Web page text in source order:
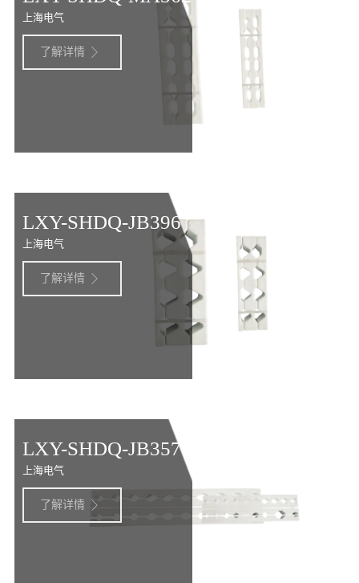
上海电气
了解详情 
LXY-SHDQ-JB396
上海电气
了解详情 
LXY-SHDQ-JB357
上海电气
了解详情 